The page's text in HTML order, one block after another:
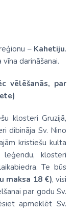
– Kahetiju.
darināšanai.
vēlēšanās, par
klosteri Gruzijā,
dibināja Sv. Nino
kristiešu kulta
klosteri
Te būs
maksa 18 €), visi
par godu Sv.
apmeklēt Sv.